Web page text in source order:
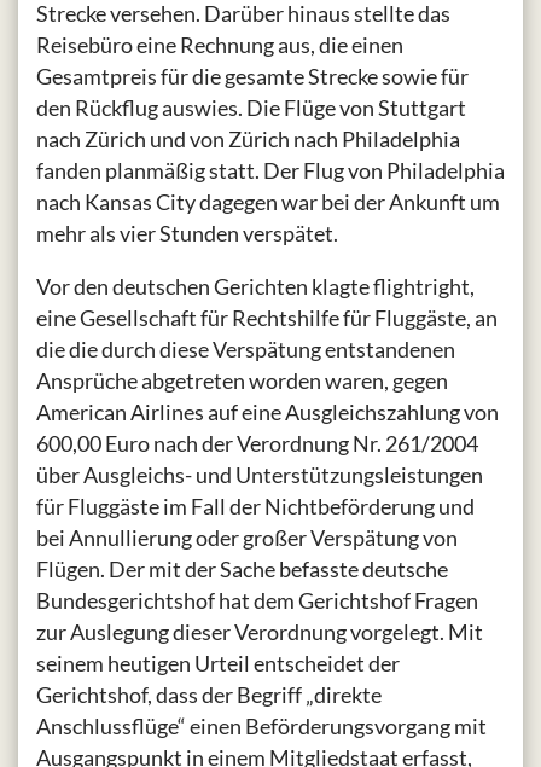
Strecke versehen. Darüber hinaus stellte das
Reisebüro eine Rechnung aus, die einen
Gesamtpreis für die gesamte Strecke sowie für
den Rückflug auswies. Die Flüge von Stuttgart
nach Zürich und von Zürich nach Philadelphia
fanden planmäßig statt. Der Flug von Philadelphia
nach Kansas City dagegen war bei der Ankunft um
mehr als vier Stunden verspätet.
Vor den deutschen Gerichten klagte flightright,
eine Gesellschaft für Rechtshilfe für Fluggäste, an
die die durch diese Verspätung entstandenen
Ansprüche abgetreten worden waren, gegen
American Airlines auf eine Ausgleichszahlung von
600,00 Euro nach der Verordnung Nr. 261/2004
über Ausgleichs- und Unterstützungsleistungen
für Fluggäste im Fall der Nichtbeförderung und
bei Annullierung oder großer Verspätung von
Flügen. Der mit der Sache befasste deutsche
Bundesgerichtshof hat dem Gerichtshof Fragen
zur Auslegung dieser Verordnung vorgelegt. Mit
seinem heutigen Urteil entscheidet der
Gerichtshof, dass der Begriff „direkte
Anschlussflüge“ einen Beförderungsvorgang mit
Ausgangspunkt in einem Mitgliedstaat erfasst,